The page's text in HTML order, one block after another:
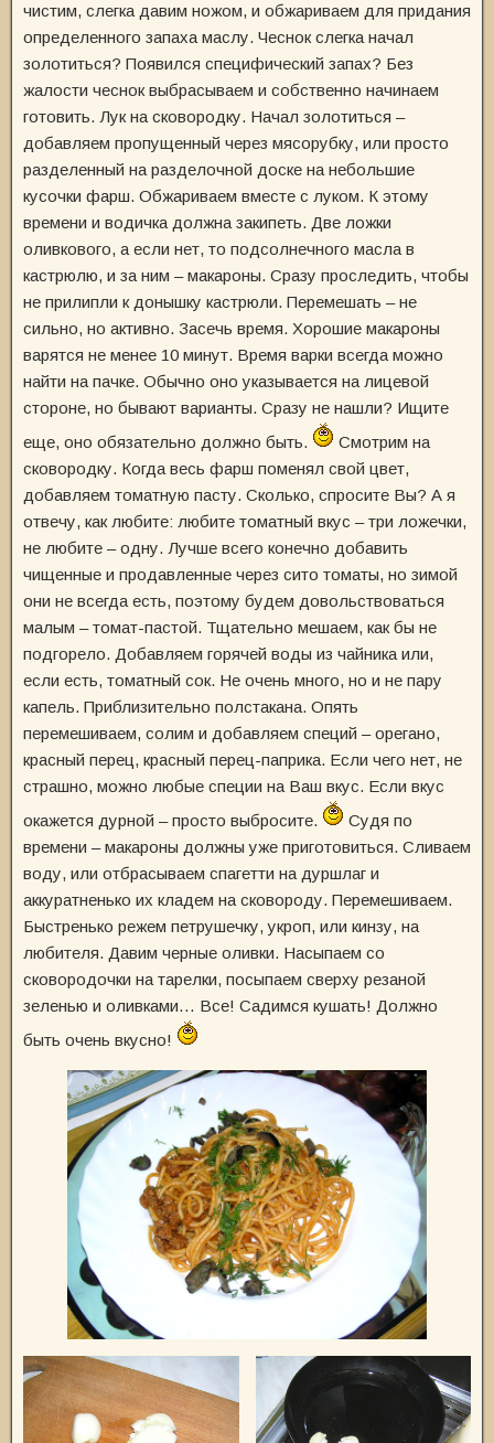
чистим, слегка давим ножом, и обжариваем для придания
определенного запаха маслу. Чеснок слегка начал
золотиться? Появился специфический запах? Без
жалости чеснок выбрасываем и собственно начинаем
готовить. Лук на сковородку. Начал золотиться –
добавляем пропущенный через мясорубку, или просто
разделенный на разделочной доске на небольшие
кусочки фарш. Обжариваем вместе с луком. К этому
времени и водичка должна закипеть. Две ложки
оливкового, а если нет, то подсолнечного масла в
кастрюлю, и за ним – макароны. Сразу проследить, чтобы
не прилипли к донышку кастрюли. Перемешать – не
сильно, но активно. Засечь время. Хорошие макароны
варятся не менее 10 минут. Время варки всегда можно
найти на пачке. Обычно оно указывается на лицевой
стороне, но бывают варианты. Сразу не нашли? Ищите
еще, оно обязательно должно быть.
Смотрим на
сковородку. Когда весь фарш поменял свой цвет,
добавляем томатную пасту. Сколько, спросите Вы? А я
отвечу, как любите: любите томатный вкус – три ложечки,
не любите – одну. Лучше всего конечно добавить
чищенные и продавленные через сито томаты, но зимой
они не всегда есть, поэтому будем довольствоваться
малым – томат-пастой. Тщательно мешаем, как бы не
подгорело. Добавляем горячей воды из чайника или,
если есть, томатный сок. Не очень много, но и не пару
капель. Приблизительно полстакана. Опять
перемешиваем, солим и добавляем специй – орегано,
красный перец, красный перец-паприка. Если чего нет, не
страшно, можно любые специи на Ваш вкус. Если вкус
окажется дурной – просто выбросите.
Судя по
времени – макароны должны уже приготовиться. Сливаем
воду, или отбрасываем спагетти на дуршлаг и
аккуратненько их кладем на сковороду. Перемешиваем.
Быстренько режем петрушечку, укроп, или кинзу, на
любителя. Давим черные оливки. Насыпаем со
сковородочки на тарелки, посыпаем сверху резаной
зеленью и оливками… Все! Садимся кушать! Должно
быть очень вкусно!